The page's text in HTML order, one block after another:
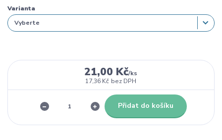
Varianta
21,00 Kč/ks
17,36 Kč bez DPH
Přidat do košíku